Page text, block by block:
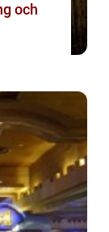
och